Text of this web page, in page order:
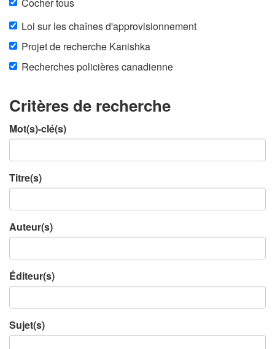
Loi sur les chaînes d'approvisionnement
Projet de recherche Kanishka
Recherches policières canadienne
Critères de recherche
Mot(s)-clé(s)
Titre(s)
Auteur(s)
Éditeur(s)
Sujet(s)